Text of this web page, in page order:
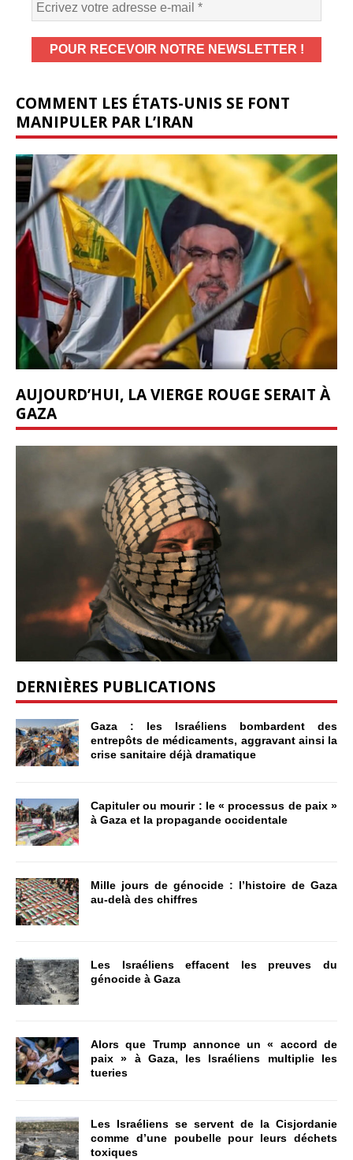
COMMENT LES ÉTATS-UNIS SE FONT
MANIPULER PAR L’IRAN
AUJOURD’HUI, LA VIERGE ROUGE SERAIT À
GAZA
DERNIÈRES PUBLICATIONS
Gaza : les Israéliens bombardent des
entrepôts de médicaments, aggravant ainsi la
crise sanitaire déjà dramatique
Capituler ou mourir : le « processus de paix »
à Gaza et la propagande occidentale
Mille jours de génocide : l’histoire de Gaza
au-delà des chiffres
Les Israéliens effacent les preuves du
génocide à Gaza
Alors que Trump annonce un « accord de
paix » à Gaza, les Israéliens multiplie les
tueries
Les Israéliens se servent de la Cisjordanie
comme d’une poubelle pour leurs déchets
toxiques